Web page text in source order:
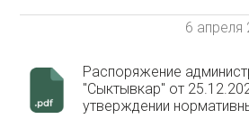
6 апреля
Распоряжение
"Сыктывкар" от
утверждении